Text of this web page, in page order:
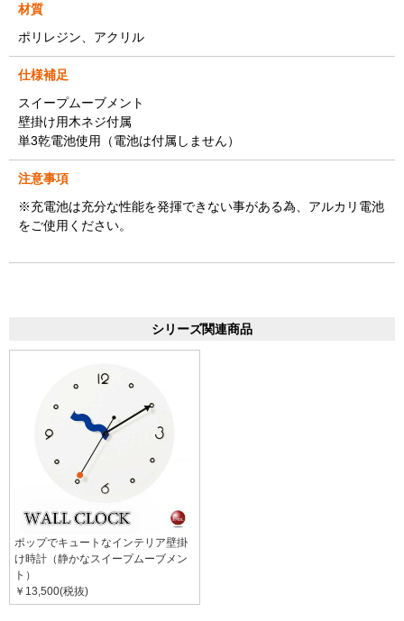
材質
ポリレジン、アクリル
仕様補足
スイープムーブメント
壁掛け用木ネジ付属
単3乾電池使用（電池は付属しません）
注意事項
※充電池は充分な性能を発揮できない事がある為、アルカリ電池
をご使用ください。
シリーズ関連商品
ポップでキュートなインテリア壁掛
け時計（静かなスイープムーブメン
ト）
￥13,500(税抜)